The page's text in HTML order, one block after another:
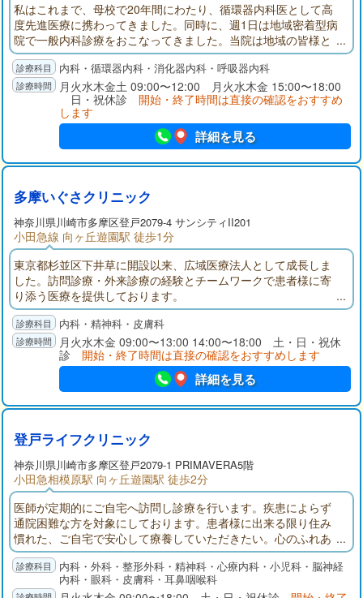
私はこれまで、母校で20年間にわたり、循環器内科医として高
度先進医療に携わってきました。同時に、週1日は地域密着型病
院で一般内科診療をおこなってきました。当院は地域の皆様と
の心のふれあいを大切にし、安心して受診していただけるよ
う、真摯な診療をおこなってまいります。どうぞよろしくお願
いいたします。
内科・循環器内科・消化器内科・呼吸器内科
月火水木金土 09:00〜12:00 月火水木金 15:00〜18:00
日・祝休診 開始・終了時間は直接の確認をおすすめ
します
詳細を見る
多摩いぐさクリニック
神奈川県川崎市多摩区登戸2079-4 サンシティII201
小田急線 向ヶ丘遊園駅 徒歩1分
東京都杉並区下井草に開設以来、広域医療法人として成長しま
した。訪問診療・外来診療の経験とチームワークで患者様に寄
り添う医療を提供しております。
内科・精神科・皮膚科
月火水木金 09:00〜13:00 14:00〜18:00 土・日・祝休
診 開始・終了時間は直接の確認をおすすめします
詳細を見る
登戸ライフクリニック
神奈川県川崎市多摩区登戸2079-1 PRIMAVERA5階
小田急相模原駅 向ヶ丘遊園駅 徒歩2分
医師が定期的にご自宅へ訪問し診療を行います。疾患によらず
通院困難な方を対象にしております。患者様に出来る限り住み
慣れた、ご自宅で安心して療養していただきたい。心のふれあ
いを大切にきめ細やかな医療活動を続けてまいります。
内科・外科・整形外科・精神科・心療内科・小児科・脳神経
内科・眼科・皮膚科・耳鼻咽喉科